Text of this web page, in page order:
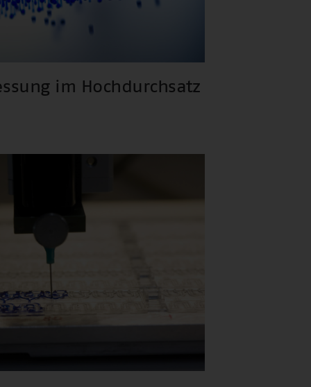
im Hochdurchsatz